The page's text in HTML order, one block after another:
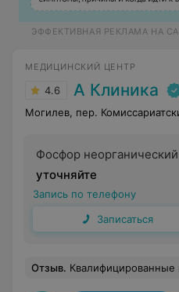
ЭФФЕКТИВНАЯ РЕКЛАМА НА
МЕДИЦИНСКИЙ ЦЕНТР
4.6 А Клиника
Могилев, пер.
Фосфор неорганический
уточняйте
Запись по телефону
Записаться
Отзыв. Квалифицированные и грамотные